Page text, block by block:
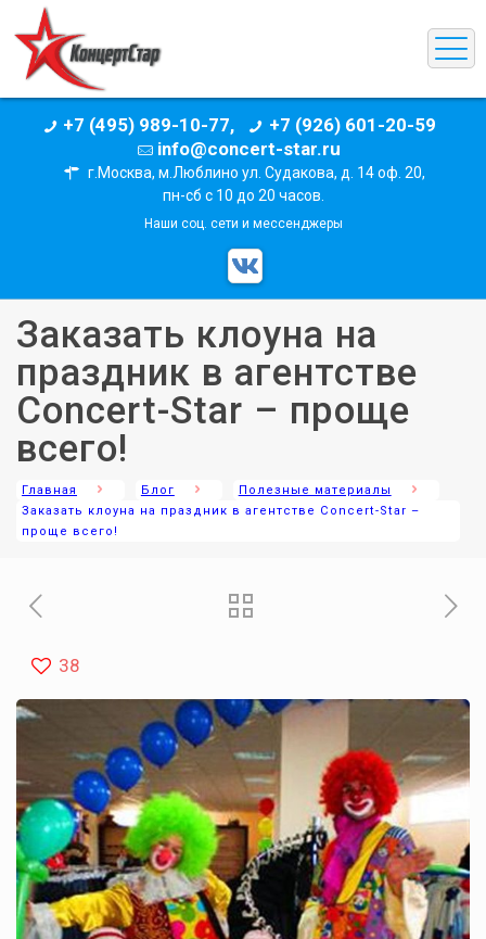
+7 (495) 989-10-77,
+7 (926) 601-20-59
info@concert-star.ru
г.Москва, м.Люблино ул. Судакова, д. 14 оф. 20,
пн-сб с 10 до 20 часов.
Наши соц. сети и мессенджеры
Заказать клоуна на
праздник в агентстве
Concert-Star – проще
всего!
Главная Блог
Полезные материалы
Заказать клоуна на праздник в агентстве Concert-Star –
проще всего!
38